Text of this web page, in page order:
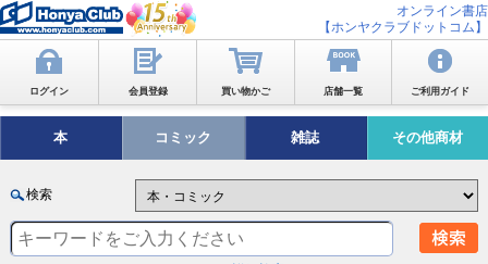
オンライン書店
【ホンヤクラブドットコム】
ログイン 会員登録 買い物かご 店舗一覧 ご利用ガイド
本 コミック 雑誌 その他商材
検索